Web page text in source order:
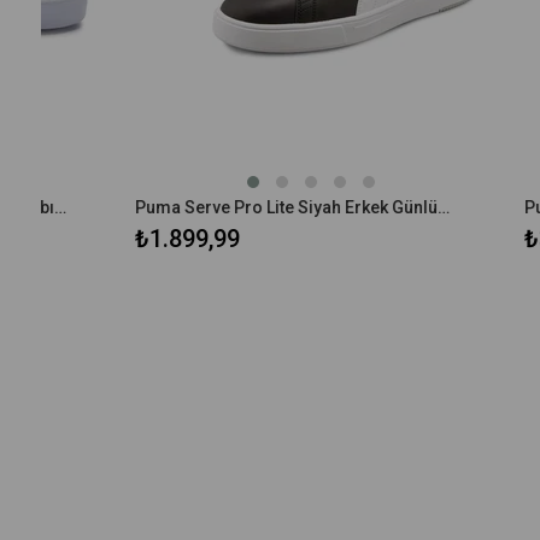
Puma Serve Pro Lite Siyah Erkek Günlük Ayakkabısı 374902-02
₺1.899,99